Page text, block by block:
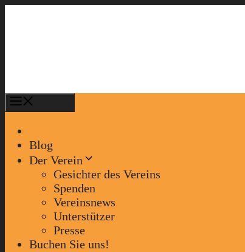
Blog
Der Verein
Gesichter des Vereins
Spenden
Vereinsnews
Unterstützer
Presse
Buchen Sie uns!